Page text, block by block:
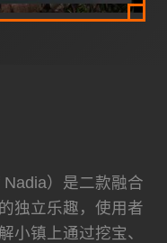
Nadia）是二款融合
独立乐趣，使用者
小镇上通过挖宝、